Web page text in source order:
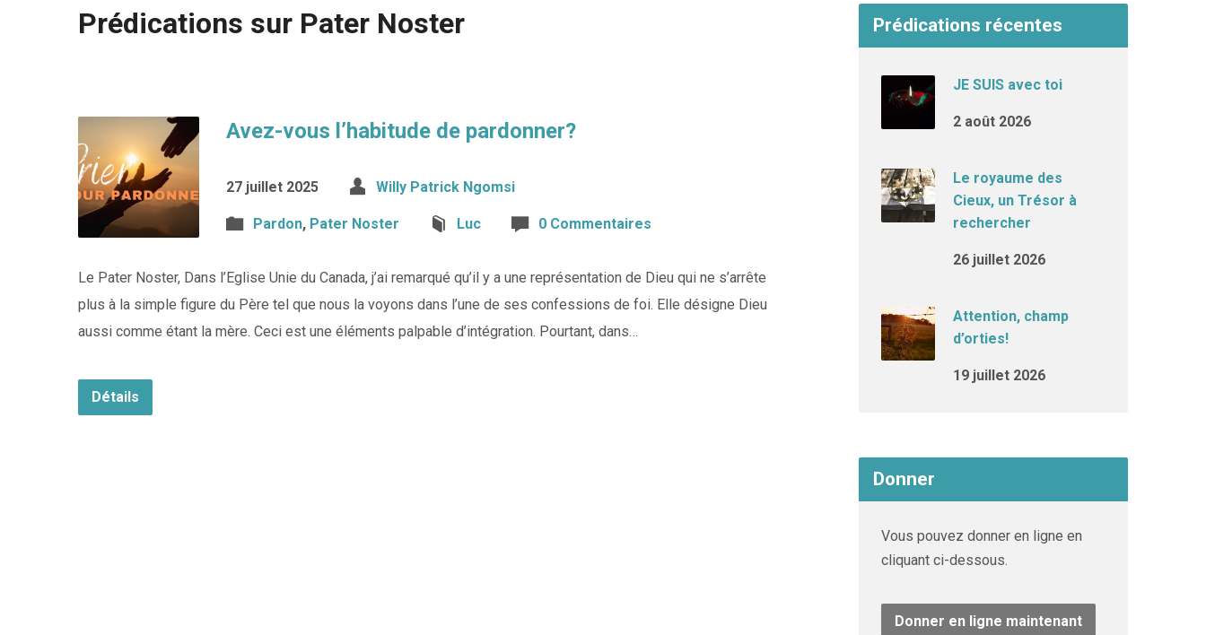
Prédications sur Pater Noster
Avez-vous l’habitude de pardonner?
27 juillet 2025 Willy Patrick Ngomsi
Pardon, Pater Noster Luc 0 Commentaires
Le Pater Noster, Dans l’Eglise Unie du Canada, j’ai remarqué qu’il y a une représentation de Dieu qui ne s’arrête
plus à la simple figure du Père tel que nous la voyons dans l’une de ses confessions de foi. Elle désigne Dieu
aussi comme étant la mère. Ceci est une éléments palpable d’intégration. Pourtant, dans…
Détails
Prédications récentes
JE SUIS avec toi
2 août 2026
Le royaume des
Cieux, un Trésor à
rechercher
26 juillet 2026
Attention, champ
d’orties!
19 juillet 2026
Donner
Vous pouvez donner en ligne en
cliquant ci-dessous.
Donner en ligne maintenant